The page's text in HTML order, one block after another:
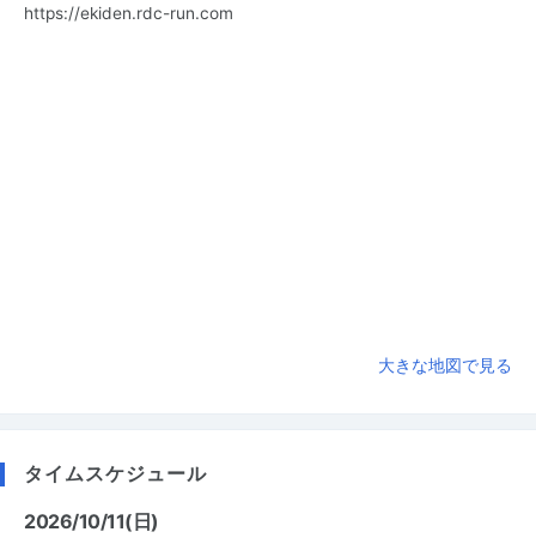
https://ekiden.rdc-run.com
大きな地図で見る
タイムスケジュール
2026/10/11(日)